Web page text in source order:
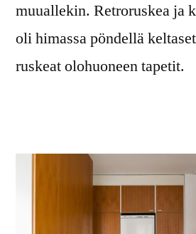
muuallekin. Retroruskea ja
oli himassa pöndellä
ruskeat olohuoneen tapetit.